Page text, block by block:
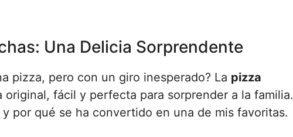
Una Delicia Sorprendente
pizza, pero con un giro inesperado? La pizza
original, fácil y perfecta para sorprender a la familia.
por qué se ha convertido en una de mis favoritas.